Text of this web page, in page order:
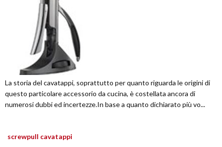
La storia del cavatappi, soprattutto per quanto riguarda le origini di
questo particolare accessorio da cucina, è costellata ancora di
numerosi dubbi ed incertezze.In base a quanto dichiarato più vo...
screwpull cavatappi